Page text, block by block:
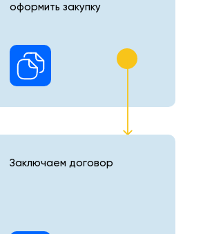
оформить закупку
Заключаем договор